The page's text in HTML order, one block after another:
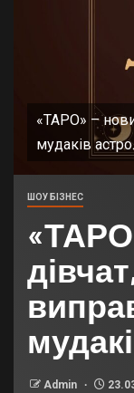
«ТАРО» –
мудаків
ШОУ БІЗНЕС
Admin